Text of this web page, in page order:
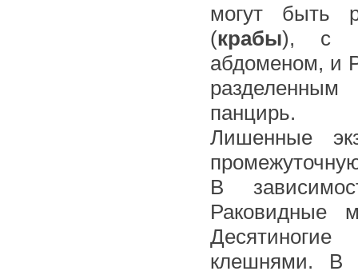
могут быть
(крабы), с
абдоменом, и
панцирь.
Лишенные
В
Раковидные
клешнями. В